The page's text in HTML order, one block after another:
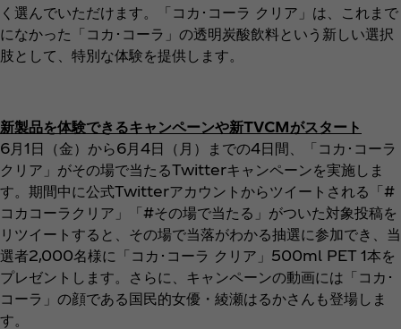
く選んでいただけます。「コカ･コーラ クリア」は、これまで
になかった「コカ･コーラ」の透明炭酸飲料という新しい選択
肢として、特別な体験を提供します。
新製品を体験できるキャンペーンや新TVCMがスタート
6月1日（金）から6月4日（月）までの4日間、「コカ･コーラ
クリア」がその場で当たるTwitterキャンペーンを実施しま
す。期間中に公式Twitterアカウントからツイートされる「#
コカコーラクリア」「#その場で当たる」がついた対象投稿を
リツイートすると、その場で当落がわかる抽選に参加でき、当
選者2,000名様に「コカ･コーラ クリア」500ml PET 1本を
プレゼントします。さらに、キャンペーンの動画には「コカ･
コーラ」の顔である国民的女優・綾瀬はるかさんも登場しま
す。